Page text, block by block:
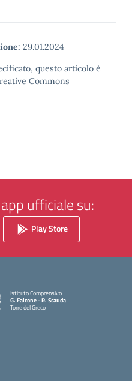
29.01.2024
questo articolo è
Commons
ufficiale su:
Play Store
Istituto Comprensivo
G. Falcone - R. Scauda
Torre del Greco